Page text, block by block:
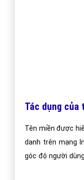
Tác dụng của
Tên miền được
danh trên mạng
góc độ người